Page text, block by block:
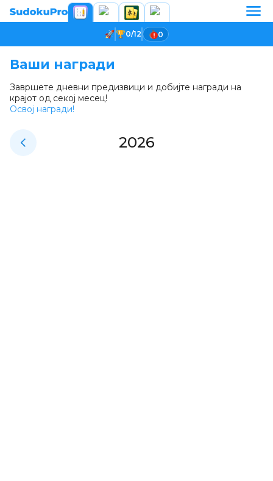
0/12 0
Ваши награди
Завршете дневни предизвици и добијте награди на
крајот од секој месец!
Освој награди!
2026